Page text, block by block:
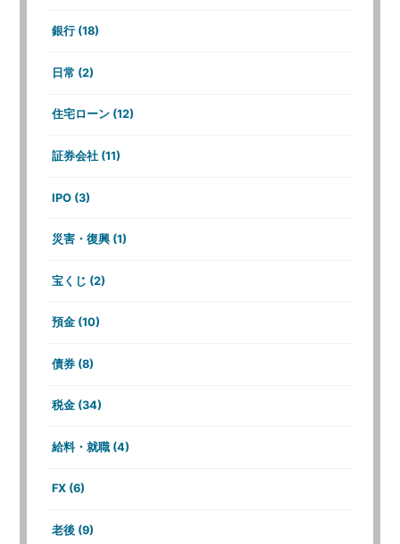
銀行 (18)
日常 (2)
住宅ローン (12)
証券会社 (11)
IPO (3)
災害・復興 (1)
宝くじ (2)
預金 (10)
債券 (8)
税金 (34)
給料・就職 (4)
FX (6)
老後 (9)